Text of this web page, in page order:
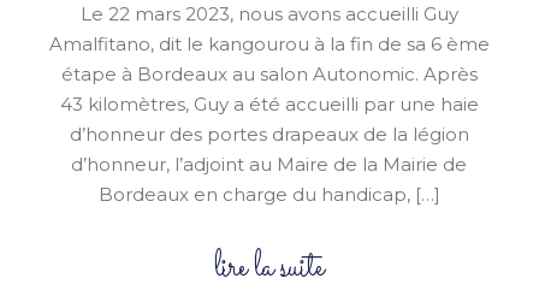
Le 22 mars 2023, nous avons accueilli Guy
Amalfitano, dit le kangourou à la fin de sa 6 ème
étape à Bordeaux au salon Autonomic. Après
43 kilomètres, Guy a été accueilli par une haie
d’honneur des portes drapeaux de la légion
d’honneur, l’adjoint au Maire de la Mairie de
Bordeaux en charge du handicap, […]
lire la suite